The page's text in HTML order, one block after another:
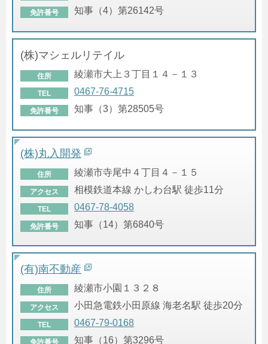
免許番号 知事（4）第26142号
(株)マシェルリテイル
住所 綾瀬市大上３丁目１４－１３
TEL 0467-76-4715
免許番号 知事（3）第28505号
(株)丸入開発
住所 綾瀬市寺尾中４丁目４－１５
アクセス 相模鉄道本線 かしわ台駅 徒歩11分
TEL 0467-78-4058
免許番号 知事（14）第6840号
(有)南不動産
住所 綾瀬市小園１３２８
アクセス 小田急電鉄小田原線 海老名駅 徒歩20分
TEL 0467-79-0168
免許番号 知事（16）第3296号